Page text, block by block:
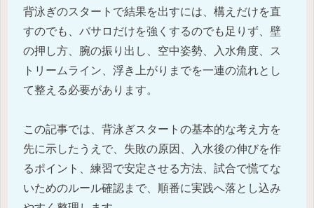
背泳ぎのスタートで結果を出すには、構えだけを直
すのでも、バサロだけを強くするのでも足りず、壁
の押し方、腕の振り出し、空中姿勢、入水角度、ス
トリームライン、浮き上がりまでを一連の流れとし
て整える必要があります。
この記事では、背泳ぎスタートの基本的な考え方を
先に示したうえで、失敗の原因、入水後の伸びを作
るポイント、練習で安定させる方法、試合で慌てな
いためのルール確認まで、順番に実践へ落とし込み